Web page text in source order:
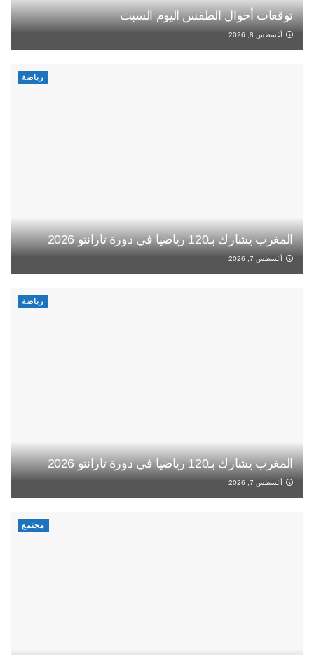
توقعات أحوال الطقس اليوم السبت
أغسطس 8, 2026
رياضة
المغرب يشارك بـ120 رياضيا في دورة تارانتو 2026
أغسطس 7, 2026
رياضة
المغرب يشارك بـ120 رياضيا في دورة تارانتو 2026
أغسطس 7, 2026
مجتمع